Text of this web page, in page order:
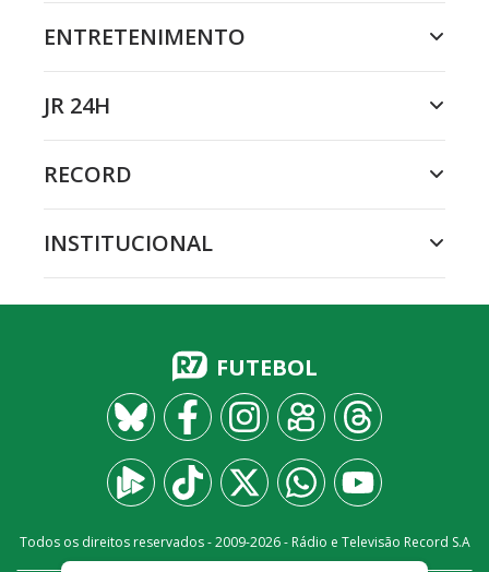
ENTRETENIMENTO
JR 24H
RECORD
INSTITUCIONAL
FUTEBOL
Todos os direitos reservados - 2009-2026- Rádio e Televisão Record S.A